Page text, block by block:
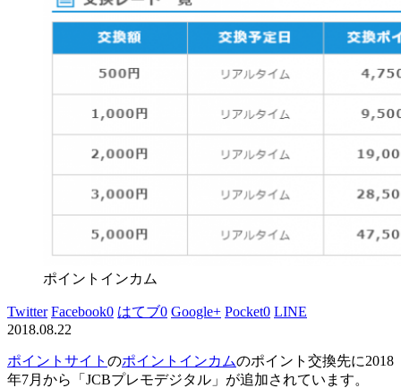
ポイントインカム
Twitter Facebook0 はてブ0 Google+ Pocket0 LINE
2018.08.22
ポイントサイト のポイントインカムのポイント交換先に2018
年7月から「JCBプレモデジタル」が追加されています。